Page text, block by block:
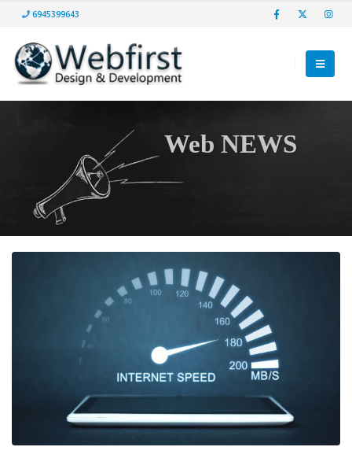
6945399643
Web NEWS
Webfirst